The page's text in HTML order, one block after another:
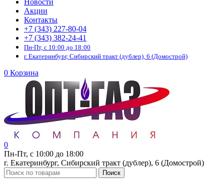
Новости
Акции
Контакты
+7 (343) 227-80-04
+7 (343) 382-24-41
Пн-Пт, с 10:00 до 18:00
г. Екатеринбург, Сибирский тракт (дублер), 6 (Домострой)
0 Корзина
0
Пн-Пт, с 10:00 до 18:00
г. Екатеринбург, Сибирский тракт (дублер), 6 (Домострой)
Поиск